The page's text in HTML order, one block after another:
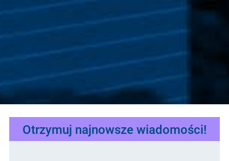
Otrzymuj najnowsze wiadomości!